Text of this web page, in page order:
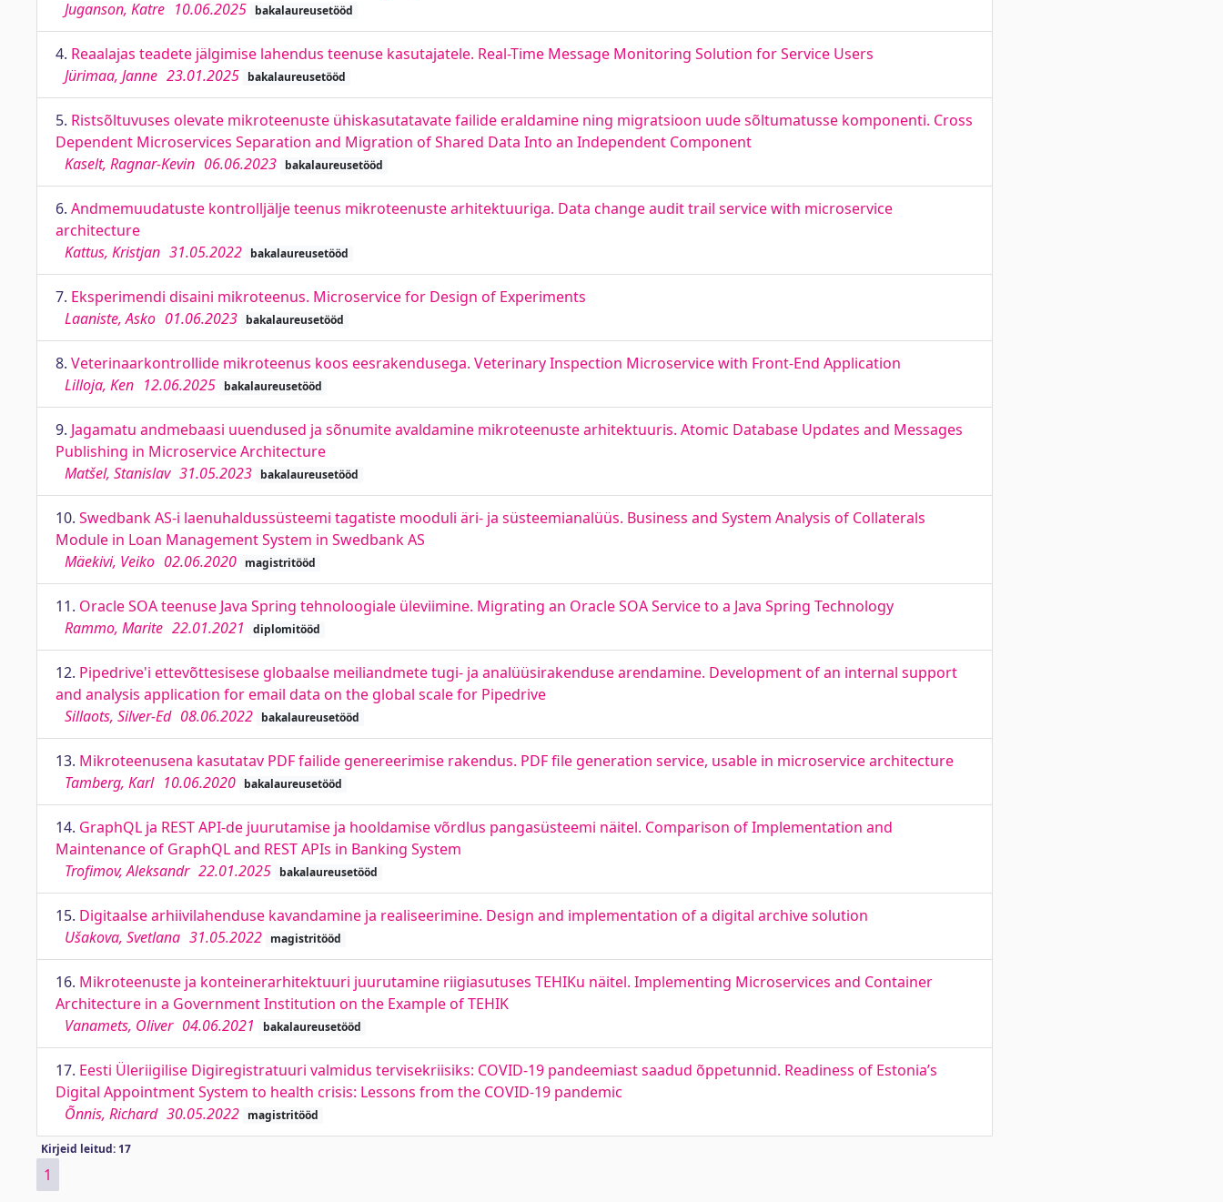
Juganson, Katre 10.06.2025 bakalaureusetööd
4. Reaalajas teadete jälgimise lahendus teenuse kasutajatele. Real-Time Message Monitoring Solution for Service Users
Jürimaa, Janne 23.01.2025 bakalaureusetööd
5. Ristsõltuvuses olevate mikroteenuste ühiskasutatavate failide eraldamine ning migratsioon uude sõltumatusse komponenti. Cross
Dependent Microservices Separation and Migration of Shared Data Into an Independent Component
Kaselt, Ragnar-Kevin 06.06.2023 bakalaureusetööd
6. Andmemuudatuste kontrolljälje teenus mikroteenuste arhitektuuriga. Data change audit trail service with microservice
architecture
Kattus, Kristjan 31.05.2022 bakalaureusetööd
7. Eksperimendi disaini mikroteenus. Microservice for Design of Experiments
Laaniste, Asko 01.06.2023 bakalaureusetööd
8. Veterinaarkontrollide mikroteenus koos eesrakendusega. Veterinary Inspection Microservice with Front-End Application
Lilloja, Ken 12.06.2025 bakalaureusetööd
9. Jagamatu andmebaasi uuendused ja sõnumite avaldamine mikroteenuste arhitektuuris. Atomic Database Updates and Messages
Publishing in Microservice Architecture
Matšel, Stanislav 31.05.2023 bakalaureusetööd
10. Swedbank AS-i laenuhaldussüsteemi tagatiste mooduli äri- ja süsteemianalüüs. Business and System Analysis of Collaterals
Module in Loan Management System in Swedbank AS
Mäekivi, Veiko 02.06.2020 magistritööd
11. Oracle SOA teenuse Java Spring tehnoloogiale üleviimine. Migrating an Oracle SOA Service to a Java Spring Technology
Rammo, Marite 22.01.2021 diplomitööd
12. Pipedrive'i ettevõttesisese globaalse meiliandmete tugi- ja analüüsirakenduse arendamine. Development of an internal support
and analysis application for email data on the global scale for Pipedrive
Sillaots, Silver-Ed 08.06.2022 bakalaureusetööd
13. Mikroteenusena kasutatav PDF failide genereerimise rakendus. PDF file generation service, usable in microservice architecture
Tamberg, Karl 10.06.2020 bakalaureusetööd
14. GraphQL ja REST API-de juurutamise ja hooldamise võrdlus pangasüsteemi näitel. Comparison of Implementation and
Maintenance of GraphQL and REST APIs in Banking System
Trofimov, Aleksandr 22.01.2025 bakalaureusetööd
15. Digitaalse arhiivilahenduse kavandamine ja realiseerimine. Design and implementation of a digital archive solution
Ušakova, Svetlana 31.05.2022 magistritööd
16. Mikroteenuste ja konteinerarhitektuuri juurutamine riigiasutuses TEHIKu näitel. Implementing Microservices and Container
Architecture in a Government Institution on the Example of TEHIK
Vanamets, Oliver 04.06.2021 bakalaureusetööd
17. Eesti Üleriigilise Digiregistratuuri valmidus tervisekriisiks: COVID-19 pandeemiast saadud õppetunnid. Readiness of Estonia’s
Digital Appointment System to health crisis: Lessons from the COVID-19 pandemic
Õnnis, Richard 30.05.2022 magistritööd
Kirjeid leitud: 17
1